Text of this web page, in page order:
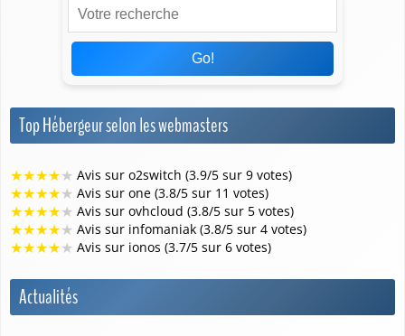
Go!
Top Hébergeur selon les webmasters
★★★★★ Avis sur o2switch (3.9/5 sur 9 votes)
★★★★★ Avis sur one (3.8/5 sur 11 votes)
★★★★★ Avis sur ovhcloud (3.8/5 sur 5 votes)
★★★★★ Avis sur infomaniak (3.8/5 sur 4 votes)
★★★★★ Avis sur ionos (3.7/5 sur 6 votes)
Actualités